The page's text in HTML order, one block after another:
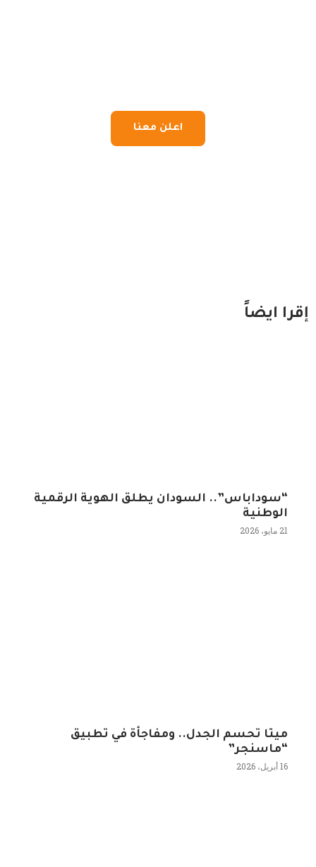
اعلن معنا
إقرا ايضاً
“سوداباس”.. السودان يطلق الهوية الرقمية
الوطنية
21 مايو، 2026
ميتا تحسم الجدل.. ومفاجأة في تطبيق
“ماسنجر”
16 أبريل، 2026